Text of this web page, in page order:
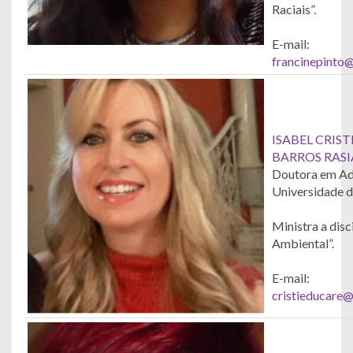
Raciais”.
E-mail:
ISABEL
BARROS
Doutora em
Universidade
Ministra a
Ambiental”.
E-mail: